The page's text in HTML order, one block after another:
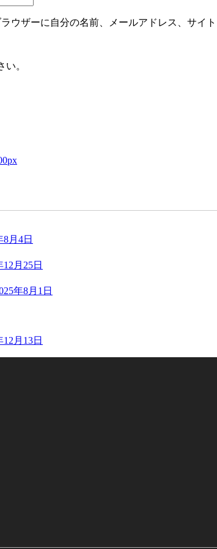
ウザーに自分の名前、メールアドレス、サイト
い。
8月4日
12月25日
年8月1日
12月13日